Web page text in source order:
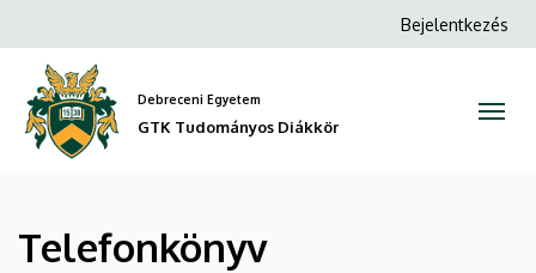
GTK
Tudományos
Diákkör
a
tartalomra
Anonim
Bejelentkezés
Debreceni Egyetem
GTK Tudományos Diákkör
Telefonkönyv